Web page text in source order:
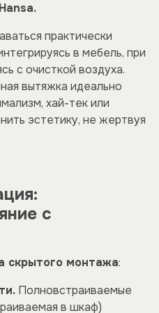
практически
в мебель, при
с очисткой воздуха.
вытяжка идеально
хай-тек или
эстетику, не жертвуя
с
скрытого монтажа:
Полновстраиваемые
в шкаф)